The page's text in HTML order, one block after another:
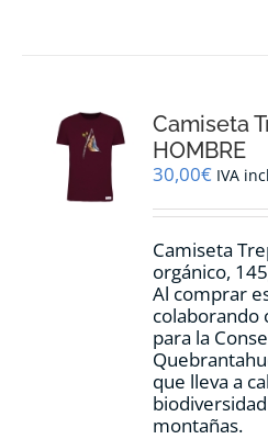
Camiseta
HOMBRE
30,00€ IVA
Camiseta
orgánico,
Al comprar
colaborando
para la
que lleva a
montañas.